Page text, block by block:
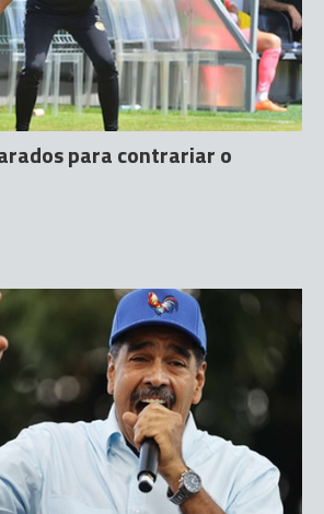
para contrariar o